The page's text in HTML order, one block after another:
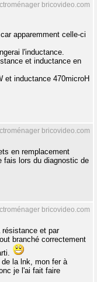
bricovideo.com
apparemment celle-ci
l'inductance.
et inductance en
et inductance 470microH
bricovideo.com
en remplacement
fais lors du diagnostic de
bricovideo.com
et par
branché correctement
la lnk, mon fer à
je l'ai fait faire